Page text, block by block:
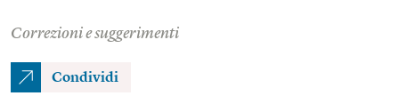
Correzioni e suggerimenti
Condividi